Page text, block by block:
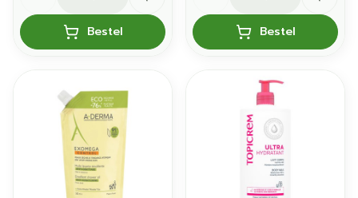
Bestel Bestel